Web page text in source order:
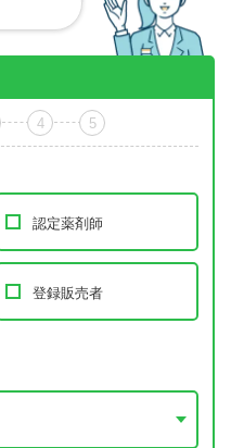
4 5
認定薬剤師
登録販売者